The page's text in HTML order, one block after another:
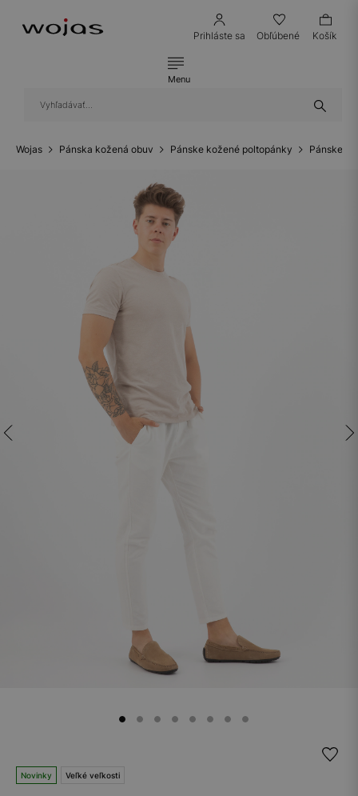
Prihláste sa Obľúbené Košík
Menu
Wojas Pánska kožená obuv Pánske kožené poltopánky Pánske
Novinky Veľké veľkosti